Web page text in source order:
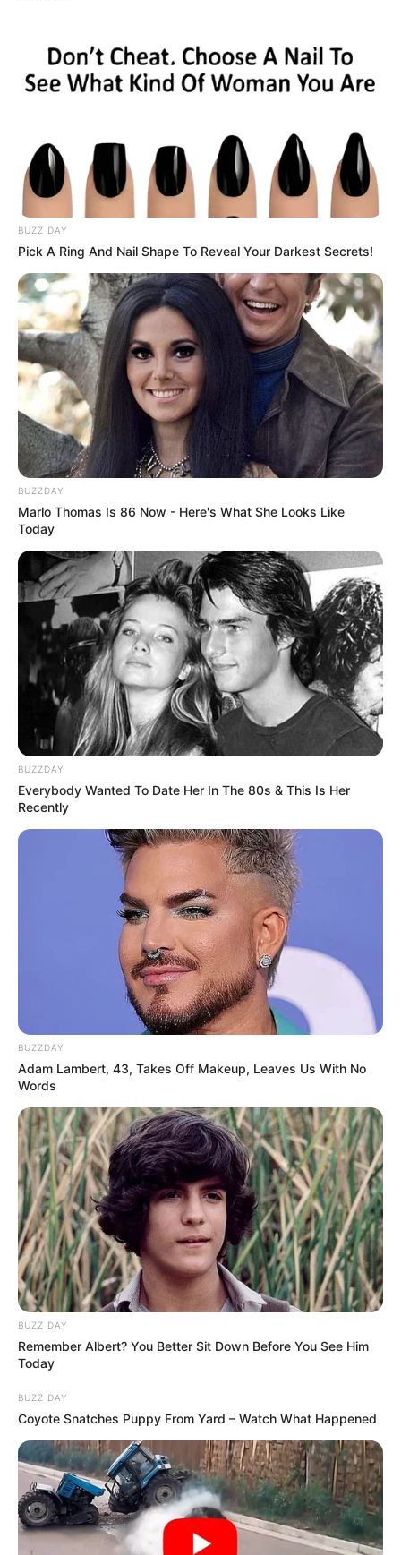
© 2025 EVIANEWS του Γιώργου Κουτσελίνη
BUZZ DAY
Pick A Ring And Nail Shape To Reveal Your Darkest Secrets!
BUZZDAY
Marlo Thomas Is 86 Now - Here's What She Looks Like
Today
BUZZDAY
Everybody Wanted To Date Her In The 80s & This Is Her
Recently
BUZZDAY
Adam Lambert, 43, Takes Off Makeup, Leaves Us With No
Words
BUZZ DAY
Remember Albert? You Better Sit Down Before You See Him
Today
BUZZ DAY
Coyote Snatches Puppy From Yard – Watch What Happened